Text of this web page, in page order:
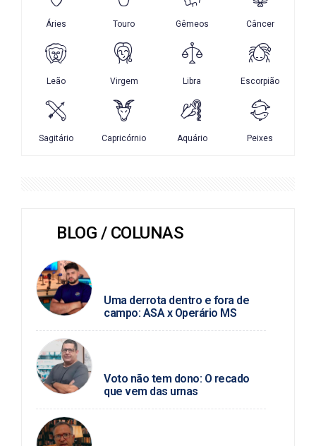
BLOG / COLUNAS
Uma derrota dentro e fora de
campo: ASA x Operário MS
Voto não tem dono: O recado
que vem das urnas